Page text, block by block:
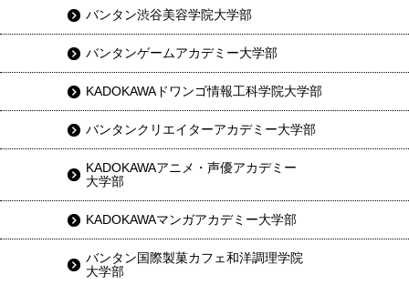
バンタン渋谷美容学院大学部
バンタンゲームアカデミー大学部
KADOKAWAドワンゴ情報工科学院大学部
バンタンクリエイターアカデミー大学部
KADOKAWAアニメ・声優アカデミー
大学部
KADOKAWAマンガアカデミー大学部
バンタン国際製菓カフェ和洋調理学院
大学部